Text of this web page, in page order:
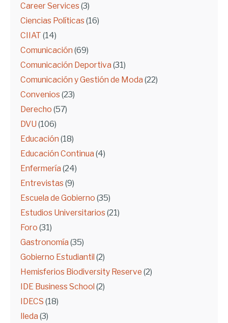
Career Services (3)
Ciencias Políticas (16)
CIIAT (14)
Comunicación (69)
Comunicación Deportiva (31)
Comunicación y Gestión de Moda (22)
Convenios (23)
Derecho (57)
DVU (106)
Educación (18)
Educación Continua (4)
Enfermería (24)
Entrevistas (9)
Escuela de Gobierno (35)
Estudios Universitarios (21)
Foro (31)
Gastronomía (35)
Gobierno Estudiantil (2)
Hemisferios Biodiversity Reserve (2)
IDE Business School (2)
IDECS (18)
Ileda (3)